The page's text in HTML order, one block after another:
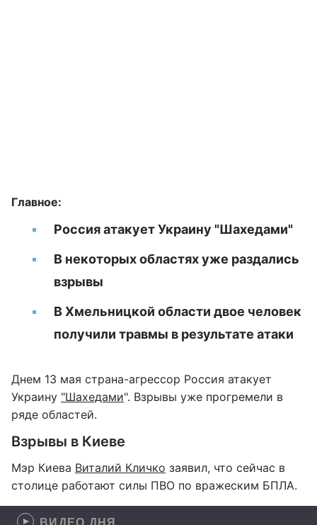
Главное:
Россия атакует Украину "Шахедами"
В некоторых областях уже раздались
взрывы
В Хмельницкой области двое человек
получили травмы в результате атаки
Днем 13 мая страна-агрессор Россия атакует
Украину "Шахедами". Взрывы уже прогремели в
ряде областей.
Взрывы в Киеве
Мэр Киева Виталий Кличко заявил, что сейчас в
столице работают силы ПВО по вражеским БПЛА.